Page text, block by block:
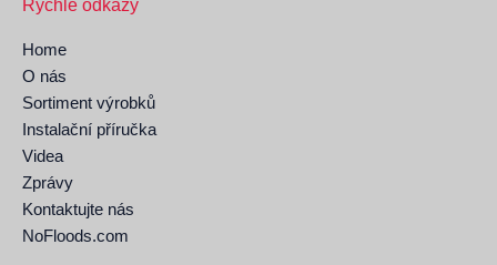
Rychlé odkazy
Home
O nás
Sortiment výrobků
Instalační příručka
Videa
Zprávy
Kontaktujte nás
NoFloods.com